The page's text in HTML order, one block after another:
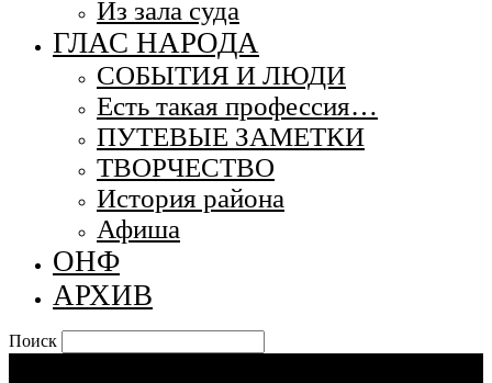
Из зала суда
ГЛАС НАРОДА
СОБЫТИЯ И ЛЮДИ
Есть такая профессия…
ПУТЕВЫЕ ЗАМЕТКИ
ТВОРЧЕСТВО
История района
Афиша
ОНФ
АРХИВ
Поиск